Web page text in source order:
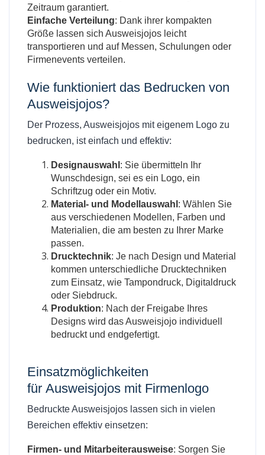
Zeitraum garantiert.
Einfache Verteilung: Dank ihrer kompakten
Größe lassen sich Ausweisjojos leicht
transportieren und auf Messen, Schulungen oder
Firmenevents verteilen.
Wie funktioniert das Bedrucken von
Ausweisjojos?
Der Prozess, Ausweisjojos mit eigenem Logo zu
bedrucken, ist einfach und effektiv:
Designauswahl : Sie übermitteln Ihr
Wunschdesign, sei es ein Logo, ein
Schriftzug oder ein Motiv.
Material- und Modellauswahl : Wählen Sie
aus verschiedenen Modellen, Farben und
Materialien, die am besten zu Ihrer Marke
passen.
Drucktechnik: Je nach Design und Material
kommen unterschiedliche Drucktechniken
zum Einsatz, wie Tampondruck, Digitaldruck
oder Siebdruck.
Produktion: Nach der Freigabe Ihres
Designs wird das Ausweisjojo individuell
bedruckt und endgefertigt.
Einsatzmöglichkeiten
für Ausweisjojos mit Firmenlogo
Bedruckte Ausweisjojos lassen sich in vielen
Bereichen effektiv einsetzen:
Firmen- und Mitarbeiterausweise: Sorgen Sie